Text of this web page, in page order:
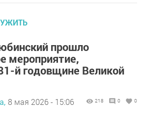
прошло
мероприятие,
й годовщине Великой
8 мая 2026 - 15:06 218 0 0